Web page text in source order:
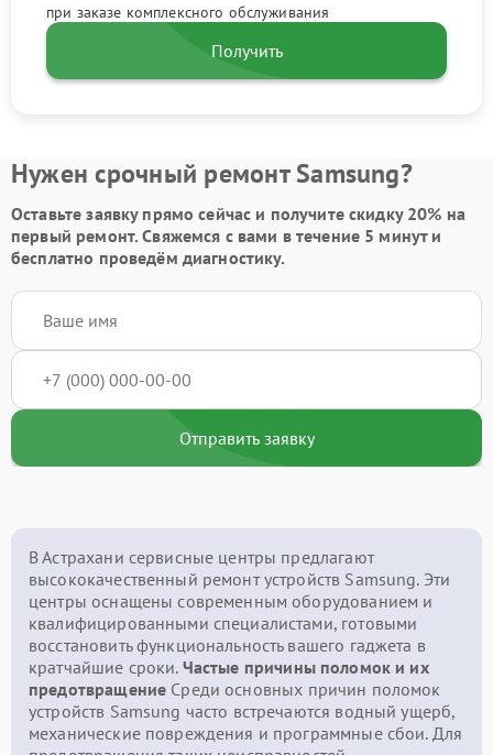
при заказе комплексного обслуживания
Получить
Нужен срочный ремонт Samsung?
Оставьте заявкупрямо сейчас и получите скидку 20% на
первый ремонт. Свяжемся с вами в течение 5 минут и
бесплатно проведём диагностику.
Отправить заявку
В Астрахани сервисные центры предлагают
высококачественный ремонт устройств Samsung. Эти
центры оснащены современным оборудованием и
квалифицированными специалистами, готовыми
восстановить функциональность вашего гаджета в
кратчайшие сроки. Частые причины поломок и их
предотвращение Среди основных причин поломок
устройств Samsung часто встречаются водный ущерб,
механические повреждения и программные сбои. Для